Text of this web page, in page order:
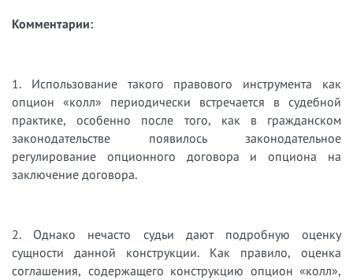
Комментарии:
1. Использование такого правового инструмента как
опцион «колл» периодически встречается в судебной
практике, особенно после того, как в гражданском
законодательстве появилось законодательное
регулирование опционного договора и опциона на
заключение договора.
2. Однако нечасто судьи дают подробную оценку
сущности данной конструкции. Как правило, оценка
соглашения, содержащего конструкцию опцион «колл»,